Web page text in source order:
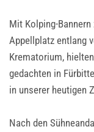
Mit Kolping-
Appellplatz entlang
Krematorium,
gedachten in
in unserer heutigen
Nach den